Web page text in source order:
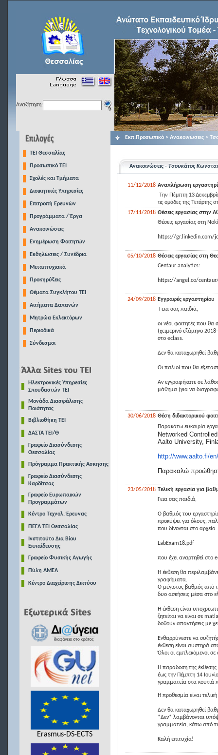
Αναζήτηση:
TEI Θεσσαλίας
Προσωπικό ΤΕΙ
Σχολές και Τμήματα
Διοικητικές Υπηρεσίες
Επιτροπή Ερευνών
Προγράμματα / Έργα
Ανακοινώσεις
Ενημέρωση Φοιτητών
Εκδηλώσεις / Συνέδρια
Μεταπτυχιακά
Προκηρύξεις
Θέματα Συγκλήτου ΤΕΙ
Αιτήματα Δαπανών
Μητρώα Εκλεκτόρων
Περιοδικά
Σύνδεσμοι
Ηλεκτρονικές Υπηρεσίες
Σπουδαστών ΤΕΙ
Μονάδα Διασφάλισης
Ποιότητας
Βιβλιοθήκη ΤΕΙ
ΔΑΣΤΑ ΤΕΙ/Θ
Γραφείο Διασύνδεσης
Θεσσαλίας
Πρόγραμμα Πρακτικής Ασκησης
Γραφείο Διασύνδεσης
Καρδίτσας
Γραφείο Ευρωπαικών
Προγραμμάτων
Κέντρο Τεχνολ. Έρευνας
ΠΕΓΑ ΤΕΙ Θεσσαλίας
Ινστιτούτο Δια Βίου
Εκπαίδευσης
Γραφείο Φυσικής Αγωγής
Πύλη ΑΜΕΑ
Κέντρο Διαχείρισης Δικτύου
Erasmus-DS-ECTS
Εκπ.Προσωπικό > Ανακοινώσεις >
Ανακοινώσεις - Τσουκάτος
11/12/2018 Αναπλήρωση
Την Πέμπτη 13
τις ομάδες της Τετάρτης
17/11/2018 Θέσεις εργασίας στην
Θέσεις εργασίας στη
https://gr.linkedin.com/
05/10/2018 Θέσεις εργασίας στη
Centaur analytics:
https://angel.co/
24/09/2018 Εγγραφές εργαστηρίου
Γεια σας παιδιά,
οι νέοι φοιτητές που θα
(χειμερινό εξάμηνο
στο eclass.
Δεν θα καταχωρηθεί
Οι παλιοί που θα
Αν εγγραφήκατε σε
μάθημα (για να
30/06/2018 Θέση διδακτορικού
Παρακάτω ευκαιρία
Networked
Aalto University,
http://www.aalto.fi/
Παρακαλώ
23/05/2018 Τελική εργασία για
Γεια σας παιδιά,
Ο βαθμός του
προκύψει για όλους,
που δίνονται στο αρχείο
LabExam18.pdf
που έχει αναρτηθεί στο
Η έκθεση θα
γραφήματα.
Ο μέγιστος βαθμός από
δυο ασκήσεις μέσα στο
Η έκθεση είναι
ζητείται να είναι σε
δοθούν απαντήσεις με
Ενθαρρύνεστε να
έκθεση είναι αυστηρά
Όλοι οι εμπλεκόμενοι
Η παράδοση της
έως την Πέμπτη 14
γραμματεία στα κουτιά
Η προθεσμία είναι
Δεν θα καταχωρηθεί
*Δεν* λαμβάνονται
γραμματεία, κάτω από
Καλή επιτυχία!